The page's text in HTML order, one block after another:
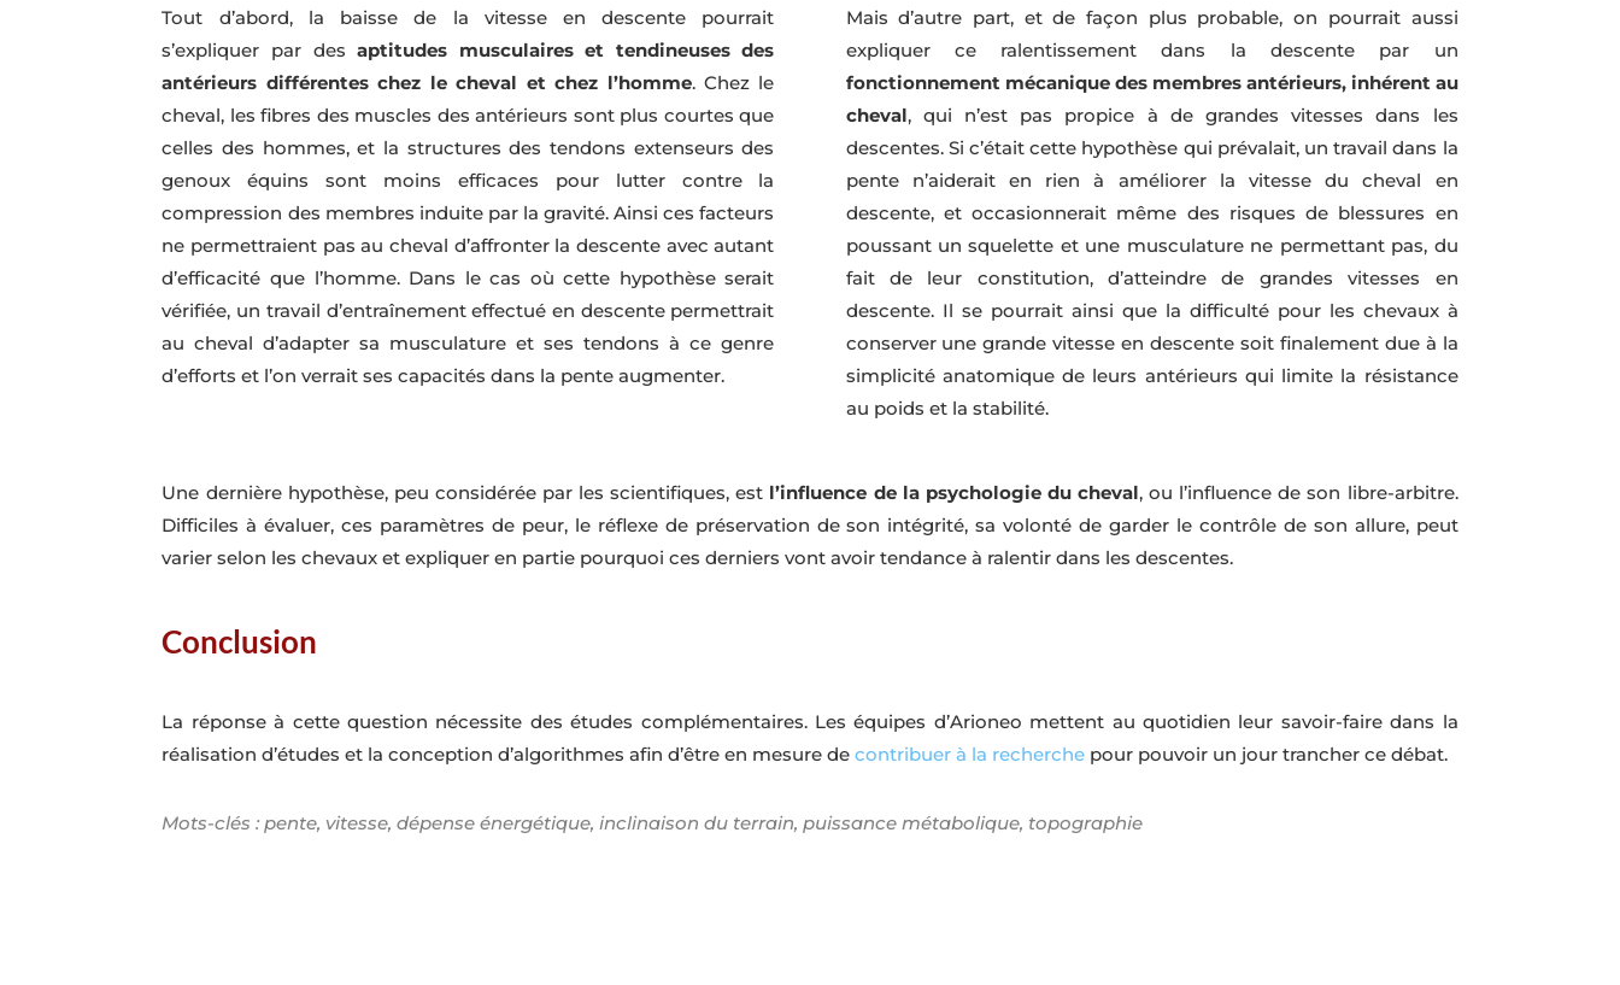
Tout d’abord, la baisse de la vitesse en descente pourrait
s’expliquer par desaptitudes musculaires et tendineuses des
antérieurs différentes chez le cheval et chez l’homme. Chez le
cheval, les fibres des muscles des antérieurs sont plus courtes que
celles des hommes, et la structures des tendons extenseurs des
genoux équins sont moins efficaces pour lutter contre la
compression des membres induite par la gravité. Ainsi ces facteurs
ne permettraient pas au cheval d’affronter la descente avec autant
d’efficacité que l’homme. Dans le cas où cette hypothèse serait
vérifiée, un travail d’entraînement effectué en descente permettrait
au cheval d’adapter sa musculature et ses tendons à ce genre
d’efforts et l’on verrait ses capacités dans la pente augmenter.
Mais d’autre part, et de façon plus probable, on pourrait aussi
expliquer ce ralentissement dans la descente par un
fonctionnement mécanique des membres antérieurs, inhérent au
cheval, qui n’est pas propice à de grandes vitesses dans les
descentes. Si c’était cette hypothèse qui prévalait, un travail dans la
pente n’aiderait en rien à améliorer la vitesse du cheval en
descente, et occasionnerait même des risques de blessures en
poussant un squelette et une musculature ne permettant pas, du
fait de leur constitution, d’atteindre de grandes vitesses en
descente. Il se pourrait ainsi que la difficulté pour les chevaux à
conserver une grande vitesse en descente soit finalement due à la
simplicité anatomique de leurs antérieurs qui limite la résistance
au poids et la stabilité.
Une dernière hypothèse, peu considérée par les scientifiques, est l’influence de la psychologie du cheval, ou l’influence de son libre-arbitre.
Difficiles à évaluer, ces paramètres de peur, le réflexe de préservation de son intégrité, sa volonté de garder le contrôle de son allure, peut
varier selon les chevaux et expliquer en partie pourquoi ces derniers vont avoir tendance à ralentir dans les descentes.
Conclusion
La réponse à cette question nécessite des études complémentaires. Les équipes d’Arioneo mettent au quotidien leur savoir-faire dans la
réalisation d’études et la conception d’algorithmes afin d’être en mesure decontribuer à la recherche pour pouvoir un jour trancher ce débat.
Mots-clés : pente, vitesse, dépense énergétique, inclinaison du terrain, puissance métabolique, topographie